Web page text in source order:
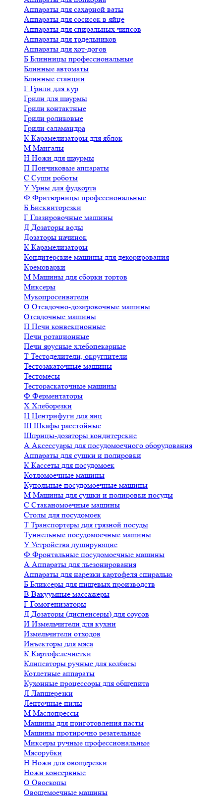
Аппараты для сахарной ваты
Аппараты для сосисок в яйце
Аппараты для спиральных чипсов
Аппараты для трдельников
Аппараты для хот-догов
Б Блинницы профессиональные
Блинные автоматы
Блинные станции
Г Грили для кур
Грили для шаурмы
Грили контактные
Грили роликовые
Грили саламандра
К Карамелизаторы для яблок
М Мангалы
Н Ножи для шаурмы
П Пончиковые аппараты
С Суши роботы
У Урны для фудкорта
Ф Фритюрницы профессиональные
Б Бисквиторезки
Г Глазировочные машины
Д Дозаторы воды
Дозаторы начинок
К Карамелизаторы
Кондитерские машины для декорирования
Кремоварки
М Машины для сборки тортов
Миксеры
Мукопросеиватели
О Отсадочно-дозировочные машины
Отсадочные машины
П Печи конвекционные
Печи ротационные
Печи ярусные хлебопекарные
Т Тестоделители, округлители
Тестозакаточные машины
Тестомесы
Тестораскаточные машины
Ф Ферментаторы
Х Хлеборезки
Ц Центрифуги для яиц
Ш Шкафы расстойные
Шприцы-дозаторы кондитерские
А Аксессуары для посудомоечного оборудования
Аппараты для сушки и полировки
К Кассеты для посудомоек
Котломоечные машины
Купольные посудомоечные машины
М Машины для сушки и полировки посуды
С Стаканомоечные машины
Столы для посудомоек
Т Транспортеры для грязной посуды
Туннельные посудомоечные машины
У Устройства душирующие
Ф Фронтальные посудомоечные машины
А Аппараты для льезонирования
Аппараты для нарезки картофеля спиралью
Б Бликсеры для пищевых производств
В Вакуумные массажеры
Г Гомогенизаторы
Д Дозаторы (диспенсеры) для соусов
И Измельчители для кухни
Измельчители отходов
Инъекторы для мяса
К Картофелечистки
Клипсаторы ручные для колбасы
Котлетные аппараты
Кухонные процессоры для общепита
Л Лапшерезки
Ленточные пилы
М Маслопрессы
Машины для приготовления пасты
Машины протирочно резательные
Миксеры ручные профессиональные
Мясорубки
Н Ножи для овощерезки
Ножи консервные
О Овоскопы
Овощемоечные машины